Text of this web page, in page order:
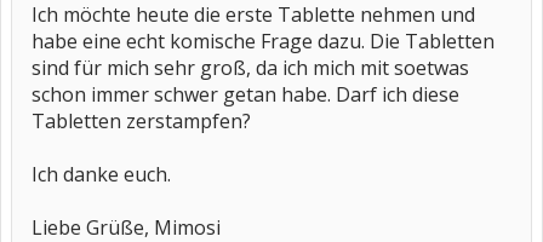
Ich möchte heute die erste Tablette nehmen und
habe eine echt komische Frage dazu. Die Tabletten
sind für mich sehr groß, da ich mich mit soetwas
schon immer schwer getan habe. Darf ich diese
Tabletten zerstampfen?
Ich danke euch.
Liebe Grüße, Mimosi